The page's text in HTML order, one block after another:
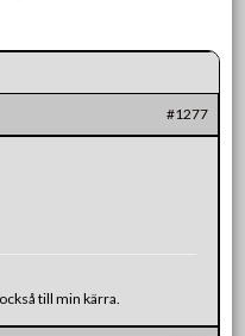
#1277
till min kärra.